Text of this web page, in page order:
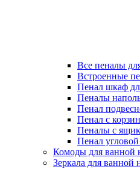
Все пеналы
Встроенные
Пенал шкаф
Пеналы
Пенал
Пенал с
Пеналы с
Пенал
Комоды для ванной
Зеркала для ванной